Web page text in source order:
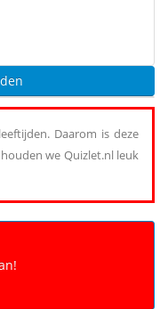
Daarom is deze
we Quizlet.nl leuk